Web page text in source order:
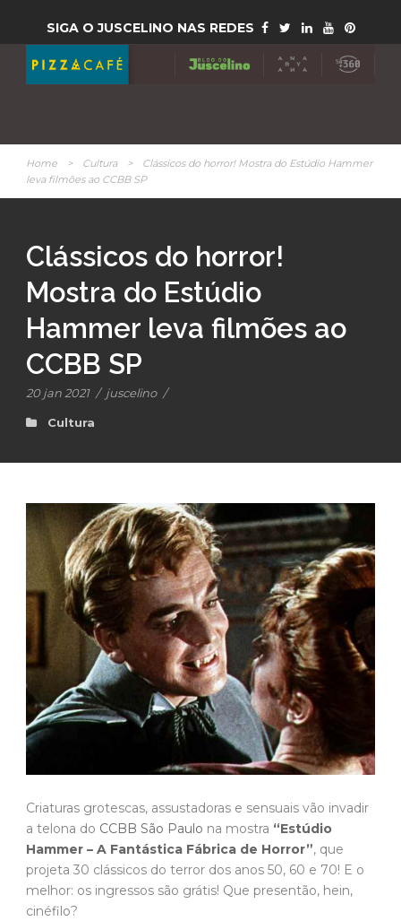
SIGA O JUSCELINO NAS REDES
Home > Cultura >
Clássicos do horror! Mostra do Estúdio Hammer
leva filmões ao CCBB SP
Clássicos do horror!
Mostra do Estúdio
Hammer leva filmões ao
CCBB SP
20 jan 2021 / juscelino /
Cultura
Criaturas grotescas, assustadoras e sensuais vão invadir
a telona do CCBB São Paulo na mostra “Estúdio
Hammer – A Fantástica Fábrica de Horror”, que
projeta 30 clássicos do terror dos anos 50, 60 e 70! E o
melhor: os ingressos são grátis! Que presentão, hein,
cinéfilo?